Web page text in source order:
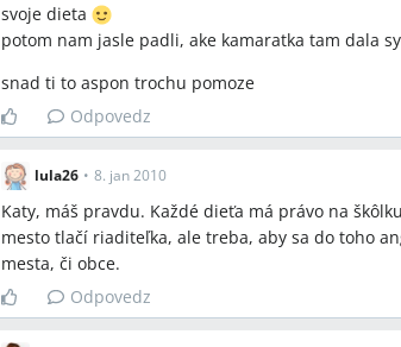
svoje dieta
potom nam jasle padli, ake kamaratka tam dala
snad ti to aspon trochu pomoze
Odpovedz
lula26 • 8. jan 2010
Katy, máš pravdu. Každé dieťa má právo na
mesto tlačí riaditeľka, ale treba, aby sa do toho
mesta, či obce.
Odpovedz